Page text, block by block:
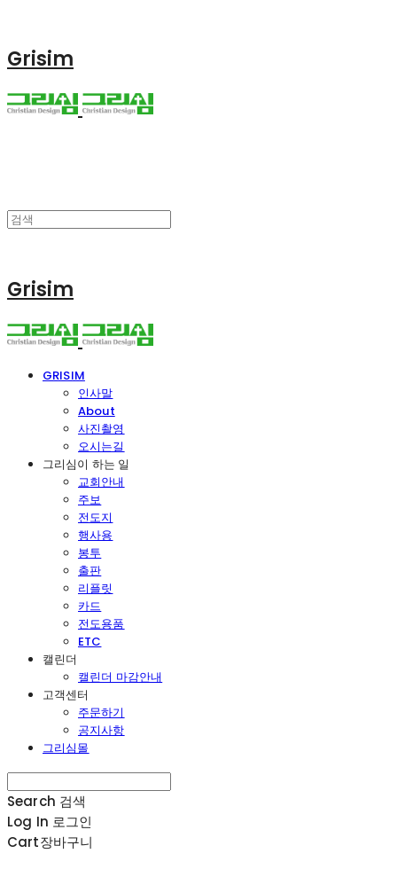
Grisim
Grisim
GRISIM
인사말
About
사진촬영
오시는길
그리심이 하는 일
교회안내
주보
전도지
행사용
봉투
출판
리플릿
카드
전도용품
ETC
캘린더
캘린더 마감안내
고객센터
주문하기
공지사항
그리심몰
Search 검색
Log In 로그인
Cart장바구니